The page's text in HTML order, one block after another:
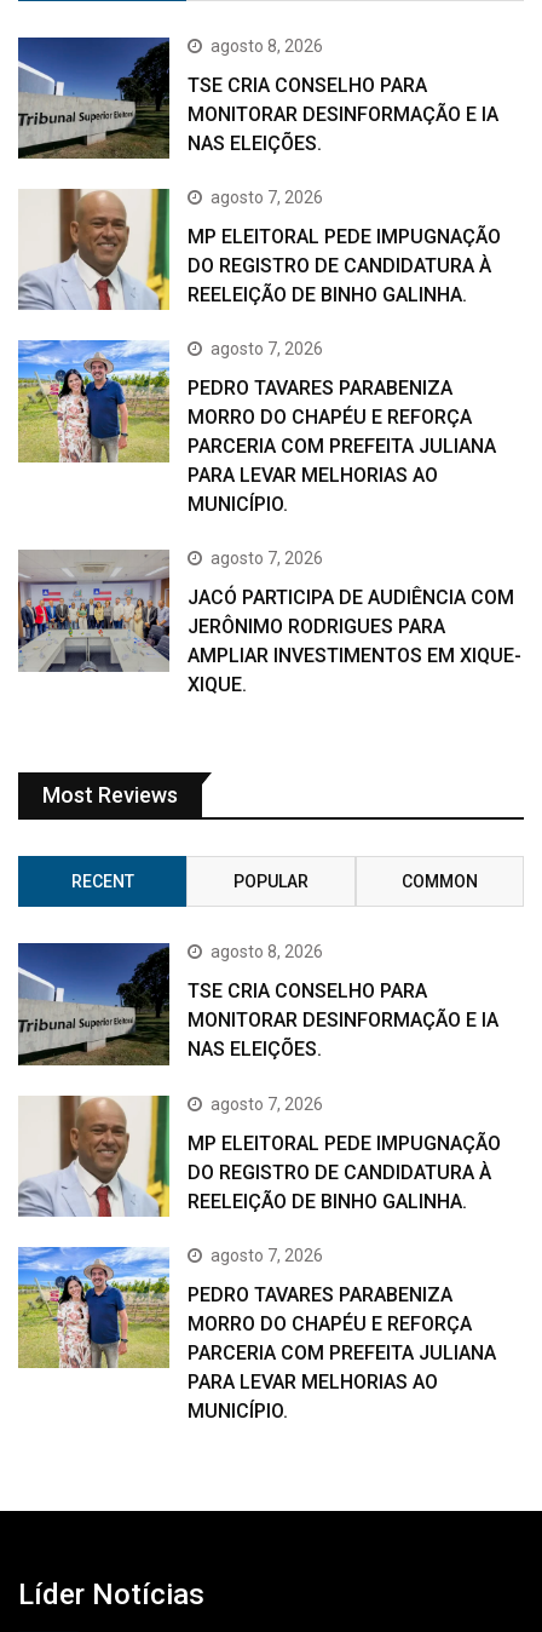
agosto 8, 2026
TSE CRIA CONSELHO PARA
MONITORAR DESINFORMAÇÃO E IA
NAS ELEIÇÕES.
agosto 7, 2026
MP ELEITORAL PEDE IMPUGNAÇÃO
DO REGISTRO DE CANDIDATURA À
REELEIÇÃO DE BINHO GALINHA.
agosto 7, 2026
PEDRO TAVARES PARABENIZA
MORRO DO CHAPÉU E REFORÇA
PARCERIA COM PREFEITA JULIANA
PARA LEVAR MELHORIAS AO
MUNICÍPIO.
agosto 7, 2026
JACÓ PARTICIPA DE AUDIÊNCIA COM
JERÔNIMO RODRIGUES PARA
AMPLIAR INVESTIMENTOS EM XIQUE-
XIQUE.
Most Reviews
RECENT POPULAR COMMON
agosto 8, 2026
TSE CRIA CONSELHO PARA
MONITORAR DESINFORMAÇÃO E IA
NAS ELEIÇÕES.
agosto 7, 2026
MP ELEITORAL PEDE IMPUGNAÇÃO
DO REGISTRO DE CANDIDATURA À
REELEIÇÃO DE BINHO GALINHA.
agosto 7, 2026
PEDRO TAVARES PARABENIZA
MORRO DO CHAPÉU E REFORÇA
PARCERIA COM PREFEITA JULIANA
PARA LEVAR MELHORIAS AO
MUNICÍPIO.
Líder Notícias